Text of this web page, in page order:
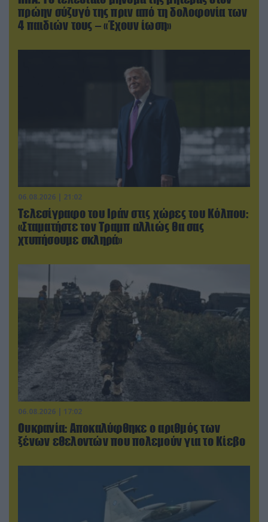
πρώην σύζυγό της πριν από τη δολοφονία των
4 παιδιών τους – «Έχουν ίωση»
06.08.2026 | 21:02
Τελεσίγραφο του Ιράν στις χώρες του Κόλπου:
«Σταματήστε τον Τραμπ αλλιώς θα σας
χτυπήσουμε σκληρά»
06.08.2026 | 17:02
Ουκρανία: Αποκαλύφθηκε ο αριθμός των
ξένων εθελοντών που πολεμούν για το Κίεβο